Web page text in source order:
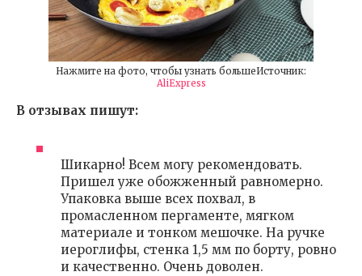
Нажмите на фото, чтобы узнать большеИсточник:
AliExpress
В отзывах пишут:
Шикарно! Всем могу рекомендовать.
Пришел уже обожженный равномерно.
Упаковка выше всех похвал, в
промасленном пергаменте, мягком
материале и тонком мешочке. На ручке
иероглифы, стенка 1,5 мм по борту, ровно
и качественно. Очень доволен.